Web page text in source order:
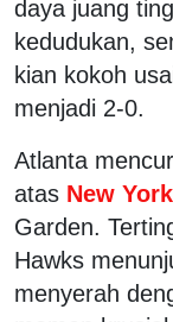
daya juang
kedudukan,
kian kokoh
menjadi 2-0.
Atlanta
atas New
Garden.
Hawks
menyerah